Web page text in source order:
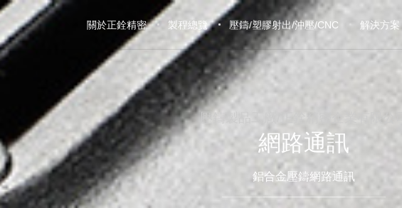
關於正銓精密 製程總覽 壓鑄/塑膠射出/沖壓/CNC 解決方案
壓鑄製品工廠/正銓精密企業有限公司
網路通訊
鋁合金壓鑄網路通訊